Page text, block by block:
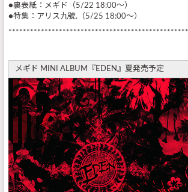
●裏表紙：メギド（5/22 18:00～）
●特集：アリス九號.（5/25 18:00～）
メギド MINI ALBUM『EDEN』夏発売予定